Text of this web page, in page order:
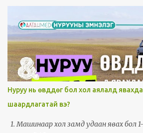
урагш хажуу тийшээ гэх мэт хааш
бусад шинж тэмдэг болон өвдөлт мөн
үений хооронд мэдрэл дарагдахад
улмаар хараа муудах, толгой дагз
шуугих ,эрүүний углуурга өвдөх зэрэг
хааш мурийсан эргэснээсээ
шинж илэрдэг. Хүзүүний 3-4 үеийн
дарагдахад шилэн хүзүү хөших,дагзаар
илэрнэ, Хүзүүгээ эргүүлэх хөдөлгөөн хийх
Нуруу нь өвддөг бол хол аялалд
шаардлагатай вэ?
1. Машинаар хол замд удаан явах бол